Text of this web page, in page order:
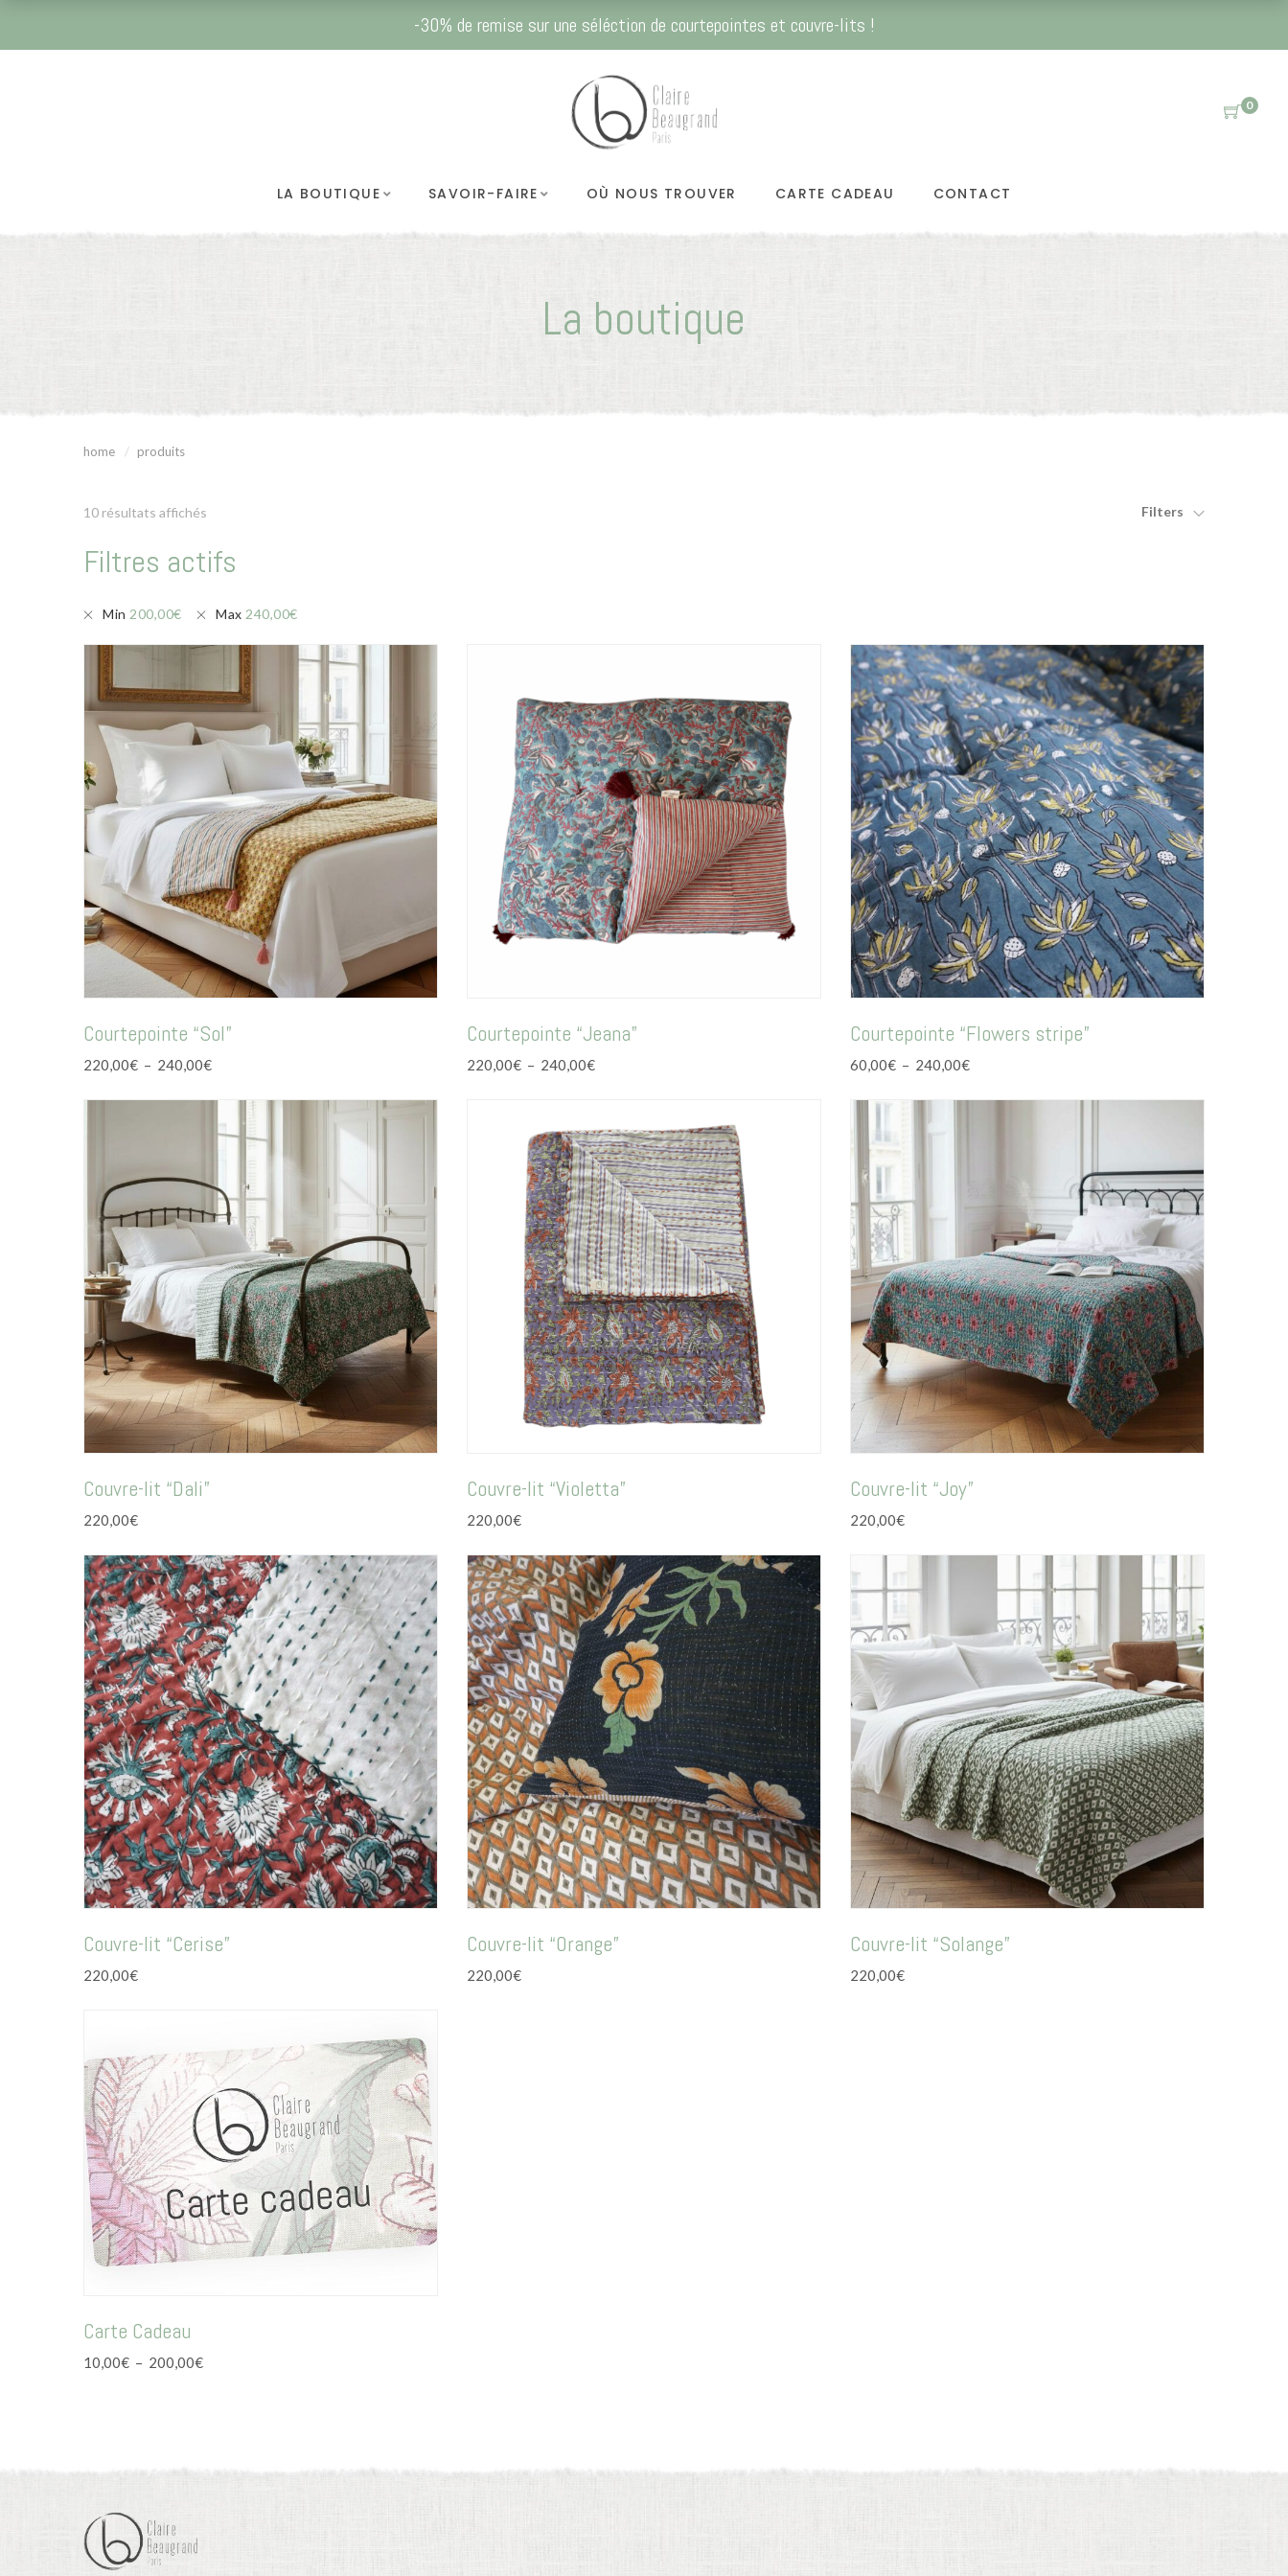
-30% de remise sur une séléction de courtepointes et couvre-lits !
0
LA BOUTIQUE SAVOIR-FAIRE OÙ NOUS TROUVER CARTE CADEAU CONTACT
La boutique
home produits
10 résultats affichés Filters
Filtres actifs
Min 200,00€ Max 240,00€
Courtepointe “Sol”
220,00€ – 240,00€Plage
prix :
220,00€
Courtepointe “Jeana”
220,00€ – 240,00€Plage
220,00€
à
240,00€
Courtepointe “Flowers stripe”
60,00€ – 240,00€Plage
prix :
Couvre-lit “Dali”
220,00€
Couvre-lit “Violetta”
220,00€
Couvre-lit “Joy”
220,00€
Couvre-lit “Cerise”
220,00€
Couvre-lit “Orange”
220,00€
Couvre-lit “Solange”
220,00€
Carte Cadeau
10,00€ – 200,00€Plage